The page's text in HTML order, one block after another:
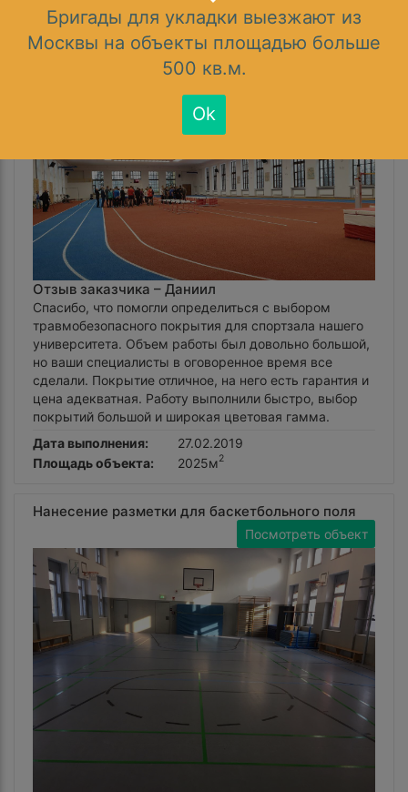
Площадь объекта:
60м
Укладка травмобезопасного покрытия в
спортзале Манеж МГУ
Отзыв заказчика – Даниил
Спасибо, что помогли определиться с выбором
травмобезопасного покрытия для спортзала нашего
университета. Объем работы был довольно большой,
но ваши специалисты в оговоренное время все
сделали. Покрытие отличное, на него есть гарантия и
цена адекватная. Работу выполнили быстро, выбор
покрытий большой и широкая цветовая гамма.
Дата выполнения:
27.02.2019
Площадь объекта:
2025м2
Нанесение разметки для баскетбольного поля
Посмотреть объект
Бригады для укладки выезжают из
Москвы на объекты площадью больше
500 кв.м.
Ok